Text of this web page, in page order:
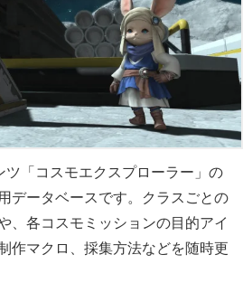
ツ「コスモエクスプローラー」の
データベースです。クラスごとの
、各コスモミッションの目的アイ
作マクロ、採集方法などを随時更